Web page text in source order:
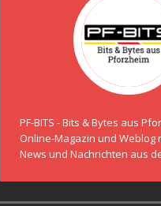
PF-BITS - Bits & Bytes aus
Online-Magazin und Weblog
News und Nachrichten aus